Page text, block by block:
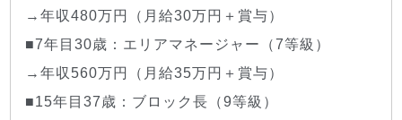
→年収480万円（月給30万円＋賞与）
■7年目30歳：エリアマネージャー（7等級）
→年収560万円（月給35万円＋賞与）
■15年目37歳：ブロック長（9等級）